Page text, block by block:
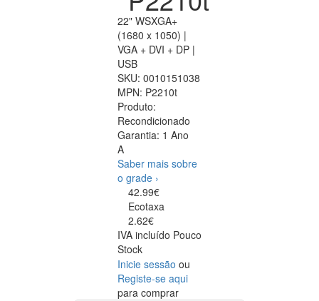
22" WSXGA+
(1680 x 1050) |
VGA + DVI + DP |
USB
SKU: 0010151038
MPN: P2210t
Produto:
Recondicionado
Garantia: 1 Ano
A
Saber mais sobre
o grade ›
42.99€
Ecotaxa
2.62€
IVA incluído Pouco
Stock
Inicie sessão ou
Registe-se aqui
para comprar